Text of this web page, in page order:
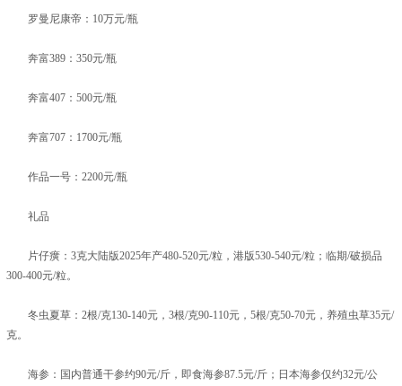
罗曼尼康帝：10万元/瓶
奔富389：350元/瓶
奔富407：500元/瓶
奔富707：1700元/瓶
作品一号：2200元/瓶
礼品
片仔癀：3克大陆版2025年产480-520元/粒，港版530-540元/粒；临期/破损品
300-400元/粒。
冬虫夏草：2根/克130-140元，3根/克90-110元，5根/克50-70元，养殖虫草35元/
克。
海参：国内普通干参约90元/斤，即食海参87.5元/斤；日本海参仅约32元/公